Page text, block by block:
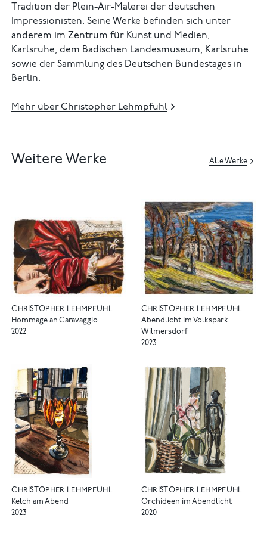
Tradition der Plein-Air-Malerei der deutschen
Impressionisten. Seine Werke befinden sich unter
anderem im Zentrum für Kunst und Medien,
Karlsruhe, dem Badischen Landesmuseum, Karlsruhe
sowie der Sammlung des Deutschen Bundestages in
Berlin.
Mehr über Christopher Lehmpfuhl
Weitere Werke Alle Werke
CHRISTOPHER LEHMPFUHL
Hommage an Caravaggio
2022
CHRISTOPHER LEHMPFUHL
Abendlicht im Volkspark
Wilmersdorf
2023
CHRISTOPHER LEHMPFUHL
Kelch am Abend
2023
CHRISTOPHER LEHMPFUHL
Orchideen im Abendlicht
2020